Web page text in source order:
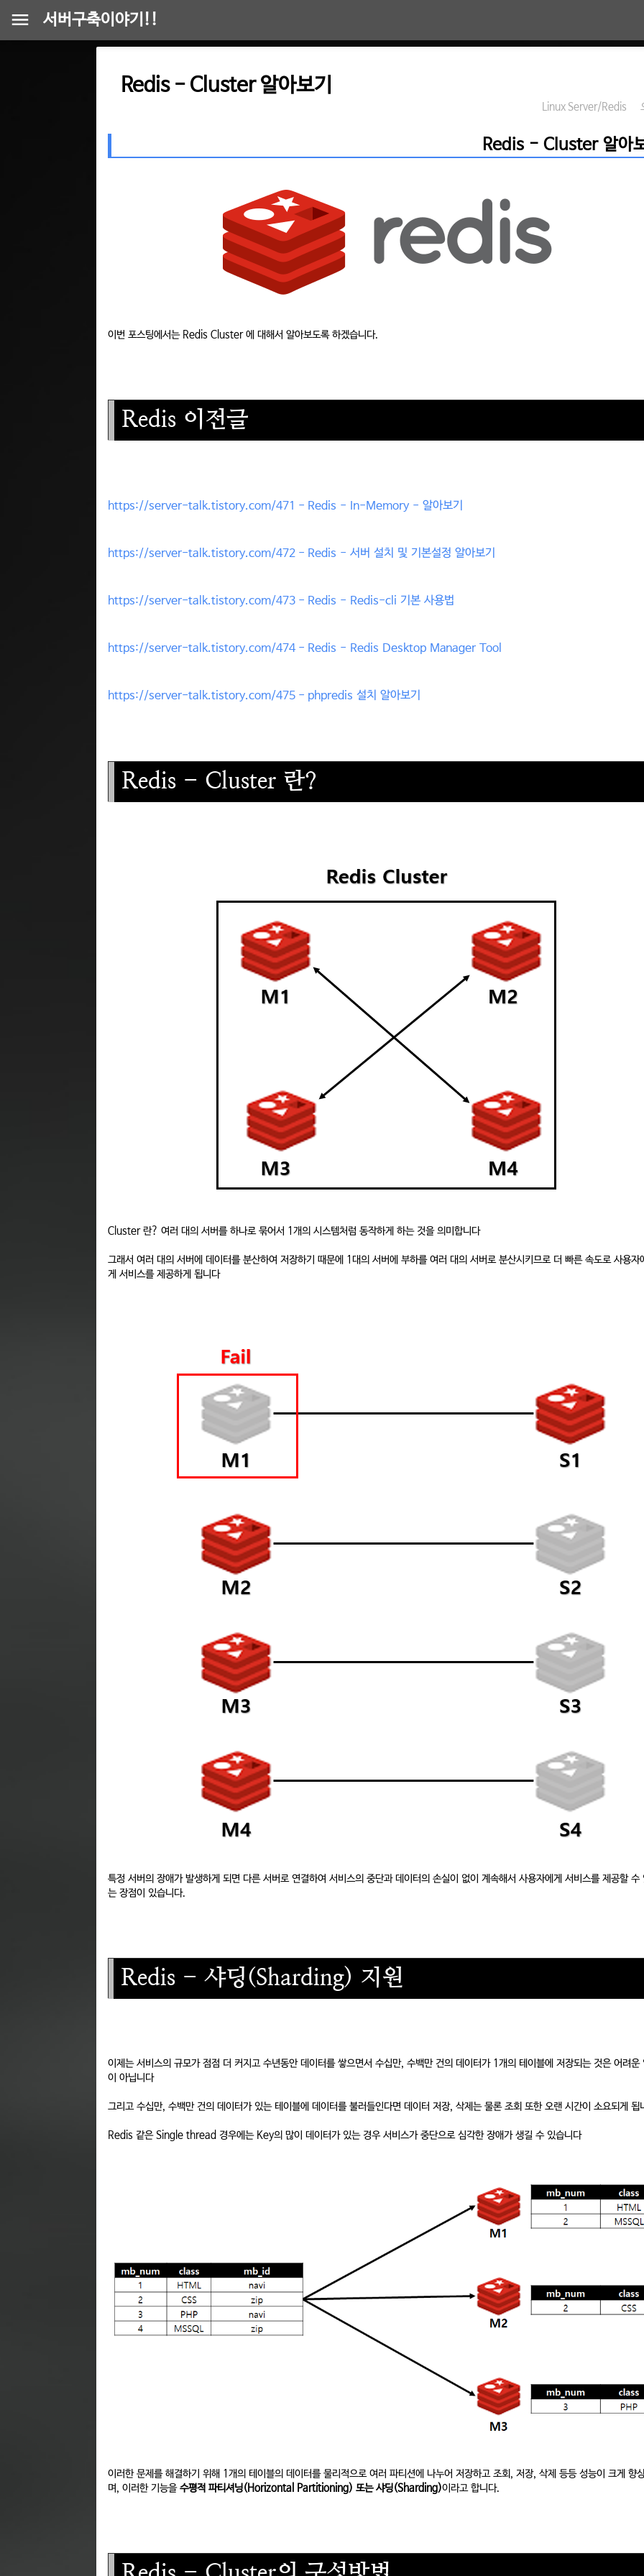
서버구축이야기!!
Redis - Cluster 알아보기
Linux Server/Redis
Redis - Cluster 알아
이번 포스팅에서는 Redis Cluster 에 대해서 알아보도록 하겠습니다.
Redis 이전글
https://server-talk.tistory.com/471 - Redis - In-Memory - 알아보기​
https://server-talk.tistory.com/472 - Redis - 서버 설치 및 기본설정 알아보기
https://server-talk.tistory.com/473 - Redis - Redis-cli 기본 사용법
https://server-talk.tistory.com/474 - Redis - Redis Desktop Manager Tool
https://server-talk.tistory.com/475 - phpredis 설치 알아보기
Redis - Cluster 란?
Cluster 란? 여러 대의 서버를 하나로 묶어서 1개의 시스템처럼 동작하게 하는 것을 의미합니다
그래서 여러 대의 서버에 데이터를 분산하여 저장하기 때문에 1대의 서버에 부하를 여러 대의 서버로 분산시키므로 더 빠른 속도로 사용자
게 서비스를 제공하게 됩니다
특정 서버의 장애가 발생하게 되면 다른 서버로 연결하여 서비스의 중단과 데이터의 손실이 없이 계속해서 사용자에게 서비스를 제공할 수
는 장점이 있습니다.
Redis - 샤딩(Sharding) 지원
이제는 서비스의 규모가 점점 더 커지고 수년동안 데이터를 쌓으면서 수십만, 수백만 건의 데이터가 1개의 테이블에 저장되는 것은 어려운
이 아닙니다
그리고 수십만, 수백만 건의 데이터가 있는 테이블에 데이터를 불러들인다면 데이터 저장, 삭제는 물론 조회 또한 오랜 시간이 소요되게 됩
Redis 같은 Single thread 경우에는 Key의 많이 데이터가 있는 경우 서비스가 중단으로 심각한 장애가 생길 수 있습니다
이러한 문제를 해결하기 위해 1개의 테이블의 데이터를 물리적으로 여러 파티션에 나누어 저장하고 조회, 저장, 삭제 등등 성능이 크게 향
며, 이러한 기능을수평적 파티셔닝(Horizontal Partitioning) 또는 샤딩(Sharding)이라고 합니다.